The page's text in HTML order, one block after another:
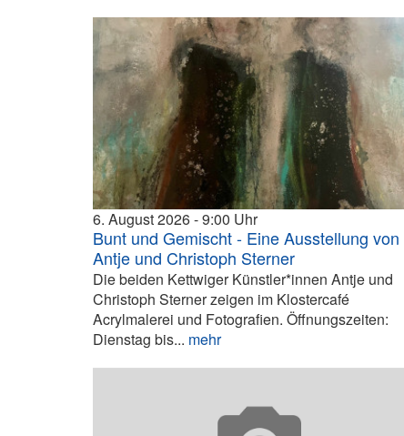
6. August 2026 9:00
Bunt und Gemischt - Eine Ausstellung von
Antje und Christoph Sterner
Die beiden Kettwiger Künstler*innen Antje und
Christoph Sterner zeigen im Klostercafé
Acrylmalerei und Fotografien. Öffnungszeiten:
Dienstag bis... mehr